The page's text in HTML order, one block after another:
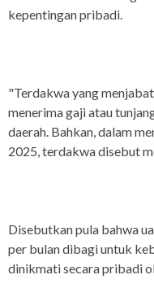
kepentingan pribadi.
"Terdakwa yang
menerima gaji atau
daerah. Bahkan, dalam
2025, terdakwa disebut
Disebutkan pula bahwa
per bulan dibagi untuk
dinikmati secara pribadi